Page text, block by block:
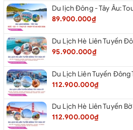
89.900.000₫
95.900.000₫
112.900.000₫
112.900.000₫